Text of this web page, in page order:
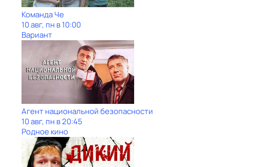
Команда Че
10 авг, пн в 10:00
Вариант
Агент национальной безопасности
10 авг, пн в 20:45
Родное кино